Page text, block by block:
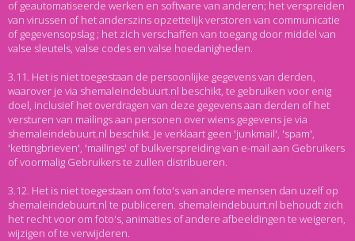
of geautomatiseerde werken en software van anderen; het verspreiden
van virussen of het anderszins opzettelijk verstoren van communicatie
of gegevensopslag ; het zich verschaffen van toegang door middel van
valse sleutels, valse codes en valse hoedanigheden.
3.11. Het is niet toegestaan de persoonlijke gegevens van derden,
waarover je via shemaleindebuurt.nl beschikt, te gebruiken voor enig
doel, inclusief het overdragen van deze gegevens aan derden of het
versturen van mailings aan personen over wiens gegevens je via
shemaleindebuurt.nl beschikt. Je verklaart geen 'junkmail', 'spam',
'kettingbrieven', 'mailings' of bulkverspreiding van e-mail aan Gebruikers
of voormalig Gebruikers te zullen distribueren.
3.12. Het is niet toegestaan om foto's van andere mensen dan uzelf op
shemaleindebuurt.nl te publiceren. shemaleindebuurt.nl behoudt zich
het recht voor om foto's, animaties of andere afbeeldingen te weigeren,
wijzigen of te verwijderen.